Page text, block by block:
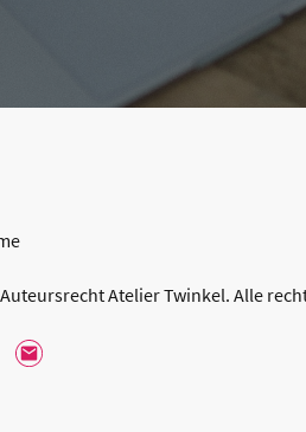
Atelier Twinkel. Alle